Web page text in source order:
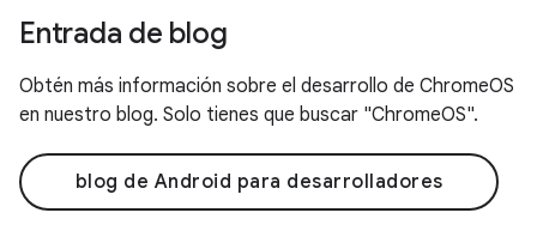
Entrada de blog
Obtén más información sobre el desarrollo de ChromeOS
en nuestro blog. Solo tienes que buscar "ChromeOS".
blog de Android para desarrolladores